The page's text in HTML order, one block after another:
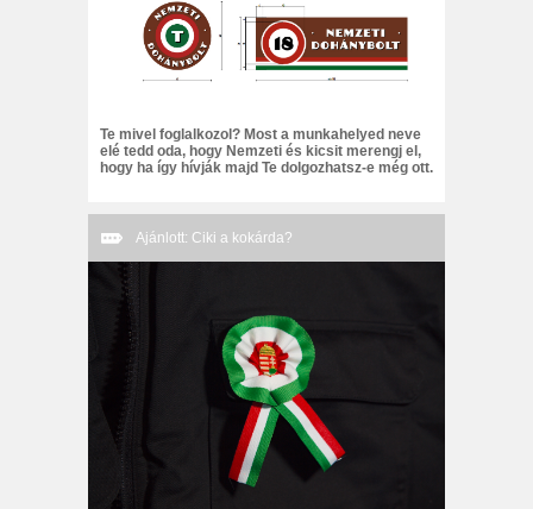
Te mivel foglalkozol? Most a munkahelyed neve
elé tedd oda, hogy Nemzeti és kicsit merengj el,
hogy ha így hívják majd Te dolgozhatsz-e még ott.
Ajánlott: Ciki a kokárda?